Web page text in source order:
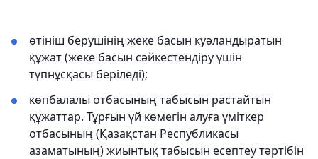
өтініш берушінің жеке басын куәландыратын
құжат (жеке басын сәйкестендіру үшін
түпнұсқасы беріледі);
көпбалалы отбасының табысын растайтын
құжаттар. Тұрғын үй көмегін алуға үмiткер
отбасының (Қазақстан Республикасы
азаматының) жиынтық табысын есептеу тәртiбiн